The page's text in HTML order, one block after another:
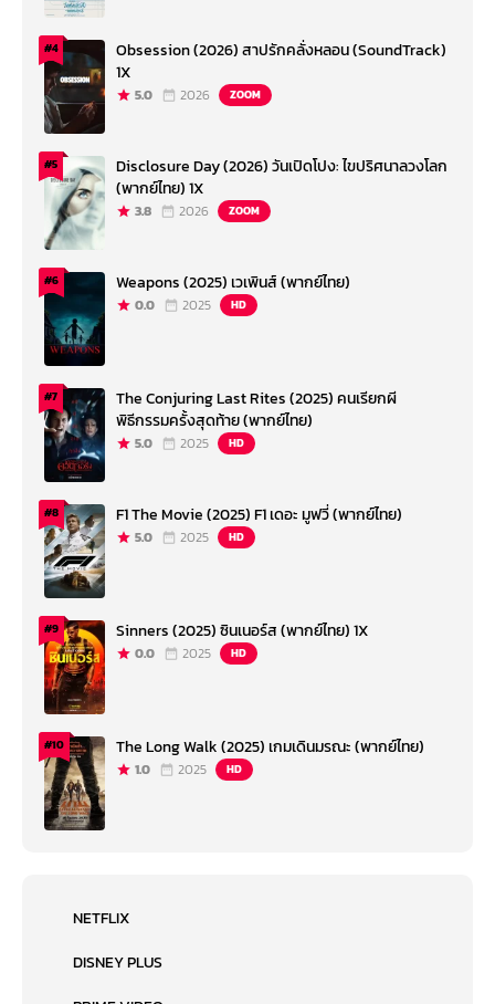
#4
Obsession (2026) สาปรักคลั่งหลอน (SoundTrack)
1X
5.0 2026 ZOOM
#5
Disclosure Day (2026) วันเปิดโปง: ไขปริศนาลวงโลก
(พากย์ไทย) 1X
3.8 2026 ZOOM
#6 Weapons (2025) เวเพินส์ (พากย์ไทย)
0.0 2025 HD
#7
The Conjuring Last Rites (2025) คนเรียกผี
พิธีกรรมครั้งสุดท้าย (พากย์ไทย)
5.0 2025 HD
#8 F1 The Movie (2025) F1 เดอะ มูฟวี่ (พากย์ไทย)
5.0 2025 HD
#9 Sinners (2025) ซินเนอร์ส (พากย์ไทย) 1X
0.0 2025 HD
#10 The Long Walk (2025) เกมเดินมรณะ (พากย์ไทย)
1.0 2025 HD
NETFLIX
DISNEY PLUS